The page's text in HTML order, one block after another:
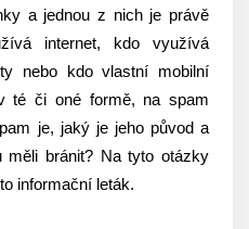
a jednou z nich je právě
internet, kdo využívá
nebo kdo vlastní mobilní
té či oné formě, na spam
je, jaký je jeho původ a
bránit? Na tyto otázky
informační leták.